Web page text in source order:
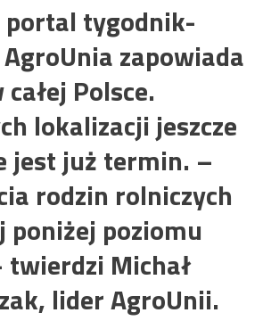
portal tygodnik-
zapowiada
Polsce.
lokalizacji jeszcze
jest już termin. –
rodzin rolniczych
poniżej poziomu
Michał
lider AgroUnii.